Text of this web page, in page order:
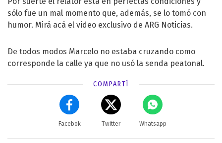
sólo fue un mal momento que, además, se lo tomó con
humor. Mirá acá el video exclusivo de ARG Noticias.
De todos modos Marcelo no estaba cruzando como
corresponde la calle ya que no usó la senda peatonal.
COMPARTÍ
Facebok Twitter Whatsapp